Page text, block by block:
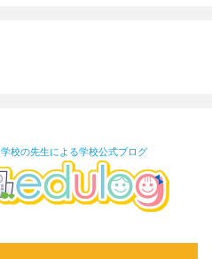
学校の先生による学校公式ブログ